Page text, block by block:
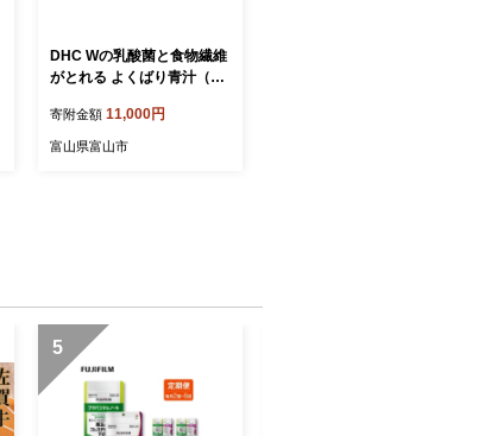
DHC Wの乳酸菌と食物繊維
がとれる よくばり青汁（30
寄附金額 11,000円
富山県富山市
5